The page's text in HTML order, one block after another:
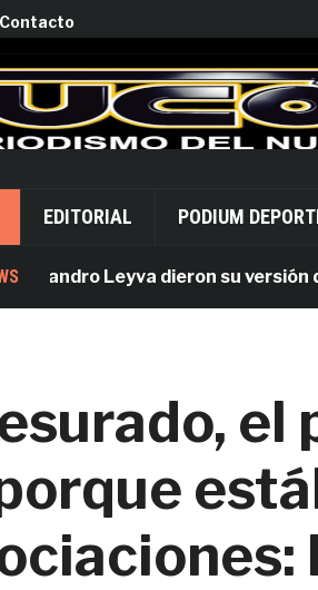
Contacto
EDITORIAL PODIUM
Leyva dieron su versión desde
el